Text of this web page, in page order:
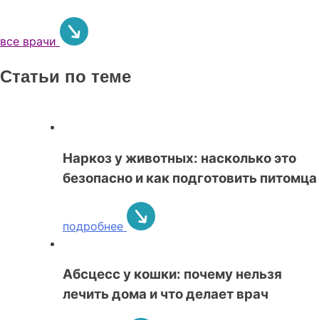
все врачи
Статьи по теме
Наркоз у животных: насколько это
безопасно и как подготовить питомца
подробнее
Абсцесс у кошки: почему нельзя
лечить дома и что делает врач